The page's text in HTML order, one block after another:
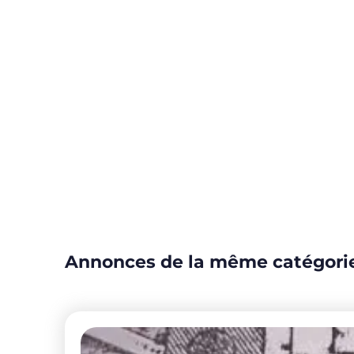
Annonces de la même